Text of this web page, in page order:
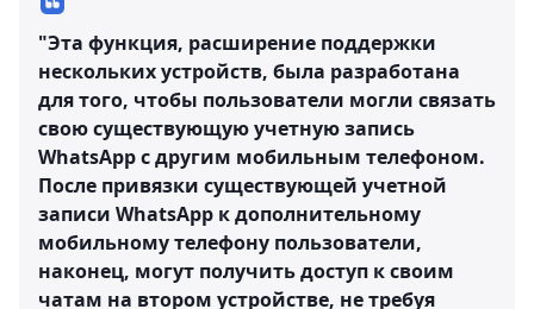
"Эта функция, расширение поддержки
нескольких устройств, была разработана
для того, чтобы пользователи могли связать
свою существующую учетную запись
WhatsApp с другим мобильным телефоном.
После привязки существующей учетной
записи WhatsApp к дополнительному
мобильному телефону пользователи,
наконец, могут получить доступ к своим
чатам на втором устройстве, не требуя